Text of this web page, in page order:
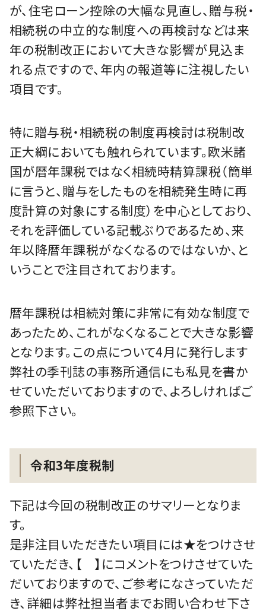
が、住宅ローン控除の大幅な見直し、贈与税・
相続税の中立的な制度への再検討などは来
年の税制改正において大きな影響が見込ま
れる点ですので、年内の報道等に注視したい
項目です。
特に贈与税・相続税の制度再検討は税制改
正大綱においても触れられています。欧米諸
国が暦年課税ではなく相続時精算課税（簡単
に言うと、贈与をしたものを相続発生時に再
度計算の対象にする制度）を中心としており、
それを評価している記載ぶりであるため、来
年以降暦年課税がなくなるのではないか、と
いうことで注目されております。
暦年課税は相続対策に非常に有効な制度で
あったため、これがなくなることで大きな影響
となります。この点について4月に発行します
弊社の季刊誌の事務所通信にも私見を書か
せていただいておりますので、よろしければご
参照下さい。
令和3年度税制
下記は今回の税制改正のサマリーとなりま
す。
是非注目いただきたい項目には★をつけさせ
ていただき、【 】にコメントをつけさせていた
だいておりますので、ご参考になさっていただ
き、詳細は弊社担当者までお問い合わせ下さ